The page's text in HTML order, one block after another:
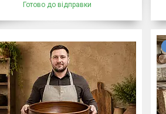
Готово до відправки